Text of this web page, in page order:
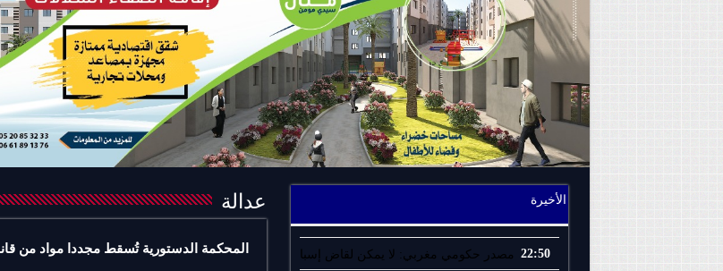
عدالة
المحكمة الدستورية تُسقط مجددا مواد من
الأخيرة
22:50 مصدر حكومي مغربي: لا يمكن لقاض إسبان..